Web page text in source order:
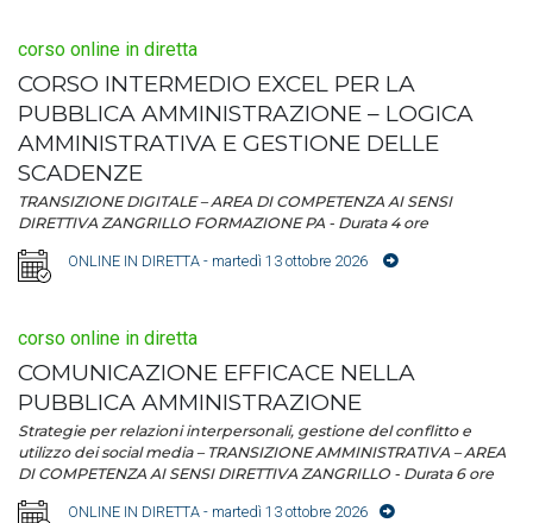
corso online in diretta
CORSO INTERMEDIO EXCEL PER LA
PUBBLICA AMMINISTRAZIONE – LOGICA
AMMINISTRATIVA E GESTIONE DELLE
SCADENZE
TRANSIZIONE DIGITALE – AREA DI COMPETENZA AI SENSI
DIRETTIVA ZANGRILLO FORMAZIONE PA - Durata 4 ore
ONLINE IN DIRETTA - martedì 13 ottobre 2026
corso online in diretta
COMUNICAZIONE EFFICACE NELLA
PUBBLICA AMMINISTRAZIONE
Strategie per relazioni interpersonali, gestione del conflitto e
utilizzo dei social media – TRANSIZIONE AMMINISTRATIVA – AREA
DI COMPETENZA AI SENSI DIRETTIVA ZANGRILLO - Durata 6 ore
ONLINE IN DIRETTA - martedì 13 ottobre 2026